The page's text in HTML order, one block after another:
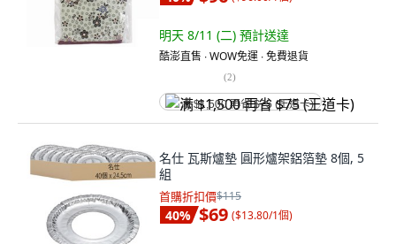
明天 8/11 (二) 預計送達
酷澎直售 ∙ WOW免運 ∙ 免費退貨
(2)
满 $1,500 再省 $75 (王道卡)
名仕 瓦斯爐墊 圓形爐架鋁箔墊 8個, 5
組
首購折扣價$115
40% $69 ($13.80/1個)